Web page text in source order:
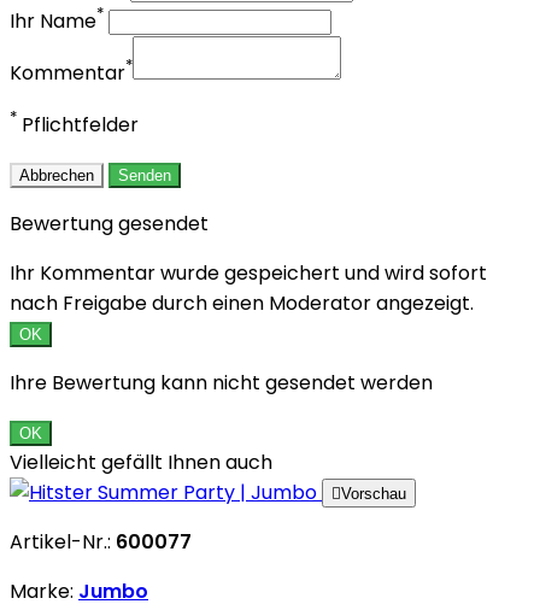
Ihr Name*
Kommentar*
* Pflichtfelder
Abbrechen Senden
Bewertung gesendet
Ihr Kommentar wurde gespeichert und wird sofort
nach Freigabe durch einen Moderator angezeigt.
OK
Ihre Bewertung kann nicht gesendet werden
OK
Vielleicht gefällt Ihnen auch
Vorschau
Artikel-Nr.: 600077
Marke: Jumbo